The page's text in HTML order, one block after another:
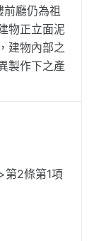
廳仍為祖
物正立面泥
建物內部之
製作下之產
第2條第1項